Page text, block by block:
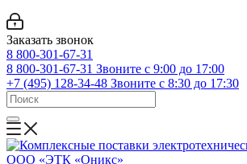
Заказать звонок
8 800-301-67-31
8 800-301-67-31 Звоните с 9:00 до 17:00
+7 (495) 128-34-48 Звоните с 8:30 до 17:30